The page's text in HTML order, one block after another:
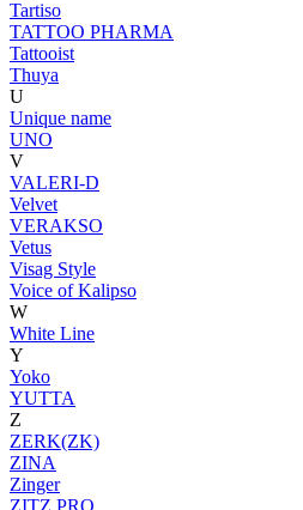
Tartiso
TATTOO PHARMA
Tattooist
Thuya
U
Unique name
UNO
V
VALERI-D
Velvet
VERAKSO
Vetus
Visag Style
Voice of Kalipso
W
White Line
Y
Yoko
YUTTA
Z
ZERK(ZK)
ZINA
Zinger
ZITZ PRO